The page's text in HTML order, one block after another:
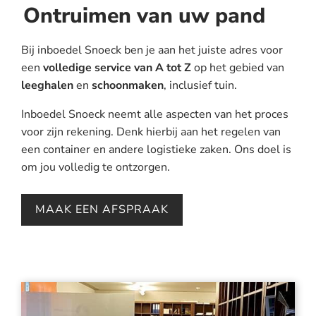
Ontruimen van uw pand
Bij inboedel Snoeck ben je aan het juiste adres voor
een volledige service van A tot Zop het gebied van
leeghalenen schoonmaken, inclusief tuin.
Inboedel Snoeck neemt alle aspecten van het proces
voor zijn rekening. Denk hierbij aan het regelen van
een container en andere logistieke zaken. Ons doel is
om jou volledig te ontzorgen.
MAAK EEN AFSPRAAK